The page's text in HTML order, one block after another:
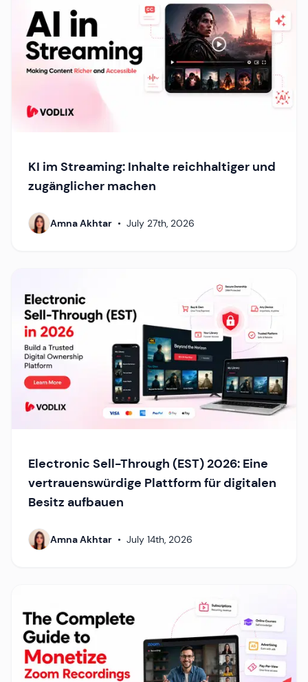
KI im Streaming: Inhalte reichhaltiger und
zugänglicher machen
Amna Akhtar • July 27th, 2026
Electronic Sell-Through (EST) 2026: Eine
vertrauenswürdige Plattform für digitalen
Besitz aufbauen
Amna Akhtar • July 14th, 2026